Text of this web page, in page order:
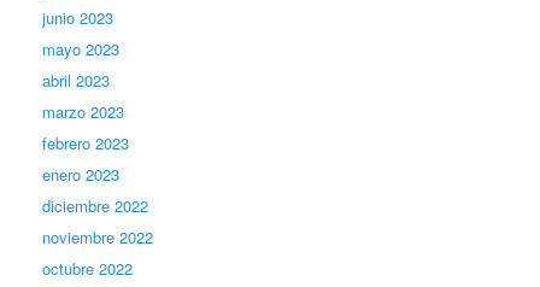
junio 2023
mayo 2023
abril 2023
marzo 2023
febrero 2023
enero 2023
diciembre 2022
noviembre 2022
octubre 2022